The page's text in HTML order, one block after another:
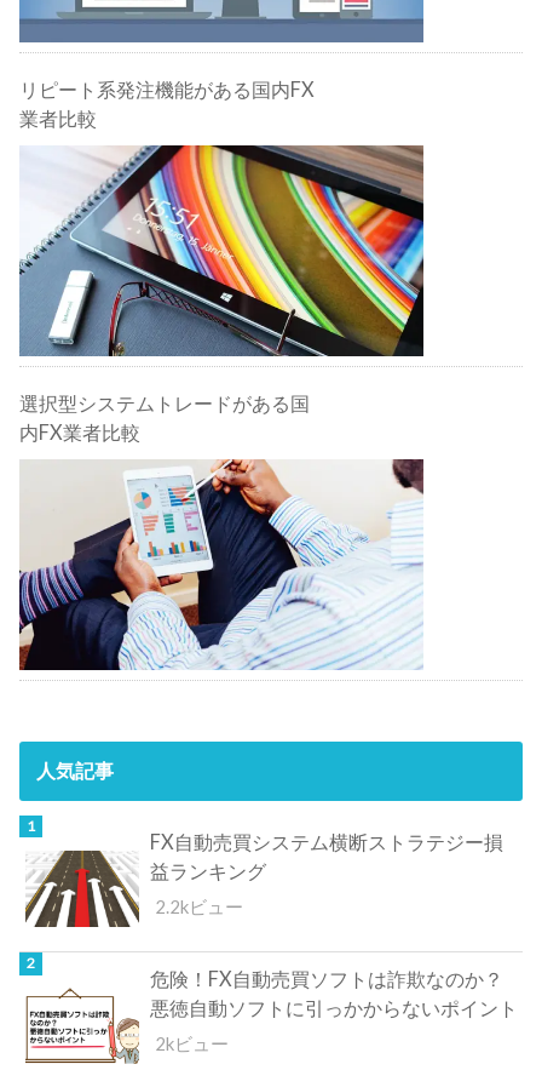
リピート系発注機能がある国内FX
業者比較
選択型システムトレードがある国
内FX業者比較
人気記事
FX自動売買システム横断ストラテジー損
益ランキング
2.2kビュー
危険！FX自動売買ソフトは詐欺なのか？
悪徳自動ソフトに引っかからないポイント
2kビュー